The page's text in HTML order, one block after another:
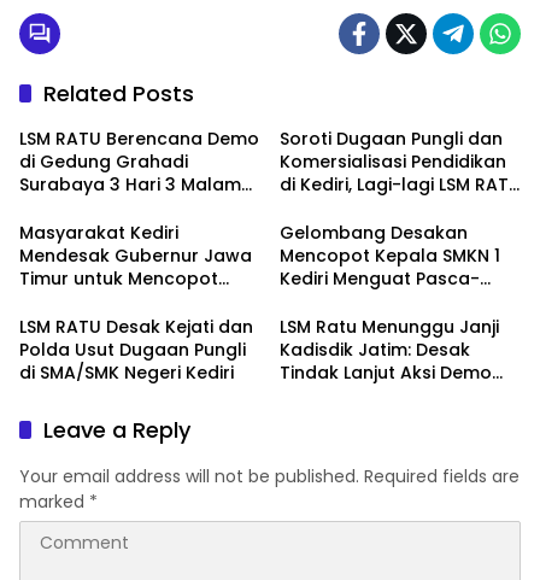
Related Posts
LSM RATU Berencana Demo
di Gedung Grahadi
Surabaya 3 Hari 3 Malam
Marakanya Pungli dan
Korupsi di Cabang Dinas
Pendidikan Kediri
Soroti Dugaan Pungli dan
Komersialisasi Pendidikan
di Kediri, Lagi-lagi LSM RATU
Pemberitahuan Aksi Damai
ke Polrestabes Surabaya
Masyarakat Kediri
Mendesak Gubernur Jawa
Timur untuk Mencopot
Carut Marutnya Pendidikan
di Kediri
Gelombang Desakan
Mencopot Kepala SMKN 1
Kediri Menguat Pasca-
dan Doxing
LSM RATU Desak Kejati dan
Polda Usut Dugaan Pungli
di SMA/SMK Negeri Kediri
LSM Ratu Menunggu Janji
Kadisdik Jatim: Desak
Tindak Lanjut Aksi Demo
Leave a Reply
Your email address will not be published. Required fields are
marked *